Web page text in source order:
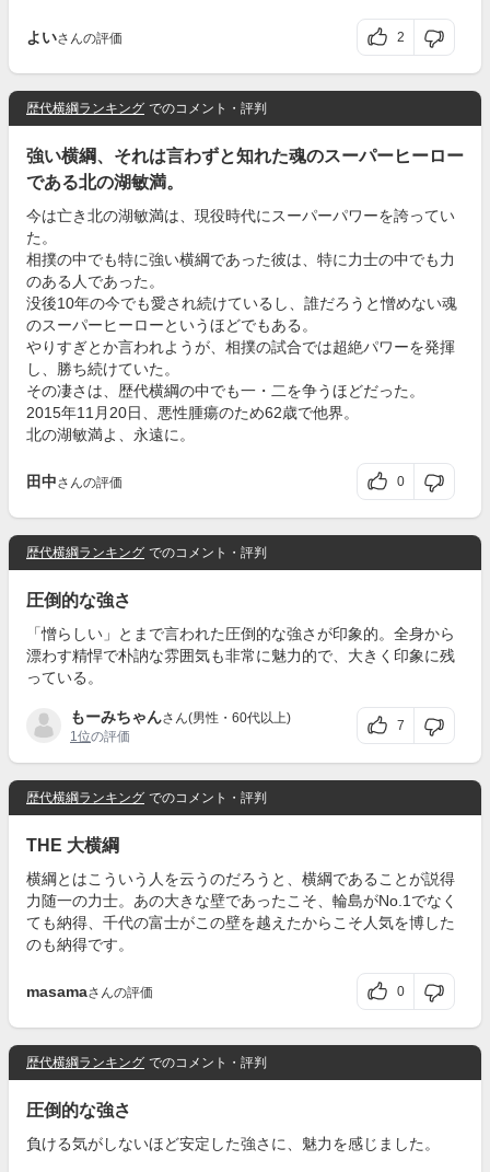
よいさんの評価 2
歴代横綱ランキング でのコメント・評判
強い横綱、それは言わずと知れた魂のスーパーヒーロー
である北の湖敏満。
今は亡き北の湖敏満は、現役時代にスーパーパワーを誇ってい
た。
相撲の中でも特に強い横綱であった彼は、特に力士の中でも力
のある人であった。
没後10年の今でも愛され続けているし、誰だろうと憎めない魂
のスーパーヒーローというほどでもある。
やりすぎとか言われようが、相撲の試合では超絶パワーを発揮
し、勝ち続けていた。
その凄さは、歴代横綱の中でも一・二を争うほどだった。
2015年11月20日、悪性腫瘍のため62歳で他界。
北の湖敏満よ、永遠に。
田中さんの評価 0
歴代横綱ランキング でのコメント・評判
圧倒的な強さ
「憎らしい」とまで言われた圧倒的な強さが印象的。全身から
漂わす精悍で朴訥な雰囲気も非常に魅力的で、大きく印象に残
っている。
もーみちゃんさん(男性・60代以上)
1位の評価
7
歴代横綱ランキング でのコメント・評判
THE 大横綱
横綱とはこういう人を云うのだろうと、横綱であることが説得
力随一の力士。あの大きな壁であったこそ、輪島がNo.1でなく
ても納得、千代の富士がこの壁を越えたからこそ人気を博した
のも納得です。
masamaさんの評価 0
歴代横綱ランキング でのコメント・評判
圧倒的な強さ
負ける気がしないほど安定した強さに、魅力を感じました。